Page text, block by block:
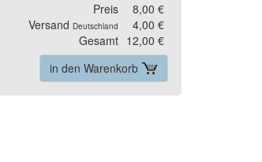
Preis
8,00 €
Versand Deutschland
4,00 €
Gesamt 12,00 €
in den Warenkorb